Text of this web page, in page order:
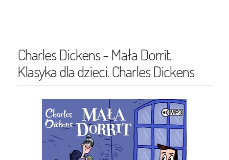
Charles Dickens - Mała Dorrit.
Klasyka dla dzieci. Charles Dickens